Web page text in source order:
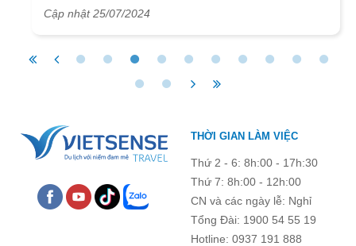
Cầu, đồng thời giới thiệu thêm về những điểm đến du
Cập nhật 25/07/2024
THỜI GIAN LÀM VIỆC
Thứ 2 - 6: 8h:00 - 17h:30
Thứ 7: 8h:00 - 12h:00
CN và các ngày lễ: Nghỉ
Tổng Đài: 1900 54 55 19
Hotline: 0937 191 888